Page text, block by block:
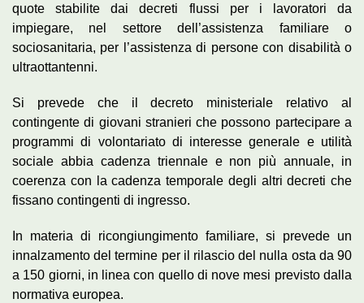
quote stabilite dai decreti flussi per i lavoratori da
impiegare, nel settore dell’assistenza familiare o
sociosanitaria, per l’assistenza di persone con disabilità o
ultraottantenni.
Si prevede che il decreto ministeriale relativo al
contingente di giovani stranieri che possono partecipare a
programmi di volontariato di interesse generale e utilità
sociale abbia cadenza triennale e non più annuale, in
coerenza con la cadenza temporale degli altri decreti che
fissano contingenti di ingresso.
In materia di ricongiungimento familiare, si prevede un
innalzamento del termine per il rilascio del nulla osta da 90
a 150 giorni, in linea con quello di nove mesi previsto dalla
normativa europea.